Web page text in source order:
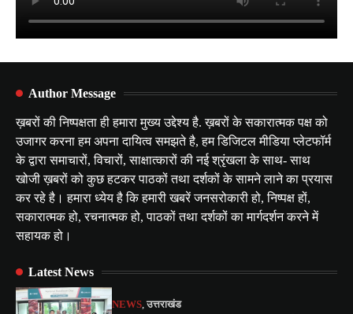
Author Message
ख़बरों की निष्पक्षता ही हमारा मुख्य उद्देश्य है. ख़बरों के सकारात्मक पक्ष को
उजागर करना हम अपना दायित्व समझते है, हम डिजिटल मीडिया प्लेटफॉर्म
के द्वारा समाचारों, विचारों, साक्षात्कारों की नई श्रृंखला के साथ- साथ
खोजी ख़बरों को कुछ हटकर पाठकों तथा दर्शकों के सामने लाने का प्रयास
कर रहे है। हमारा ध्येय है कि हमारी खबरें जनसरोकारी हो, निष्पक्ष हों,
सकारात्मक हो, रचनात्मक हो, पाठकों तथा दर्शकों का मार्गदर्शन करने में
सहायक हो।
Latest News
NEWS,उत्तराखंड